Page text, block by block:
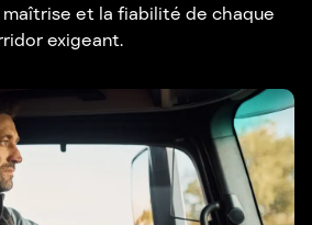
maîtrise et la fiabilité de chaque
exigeant.